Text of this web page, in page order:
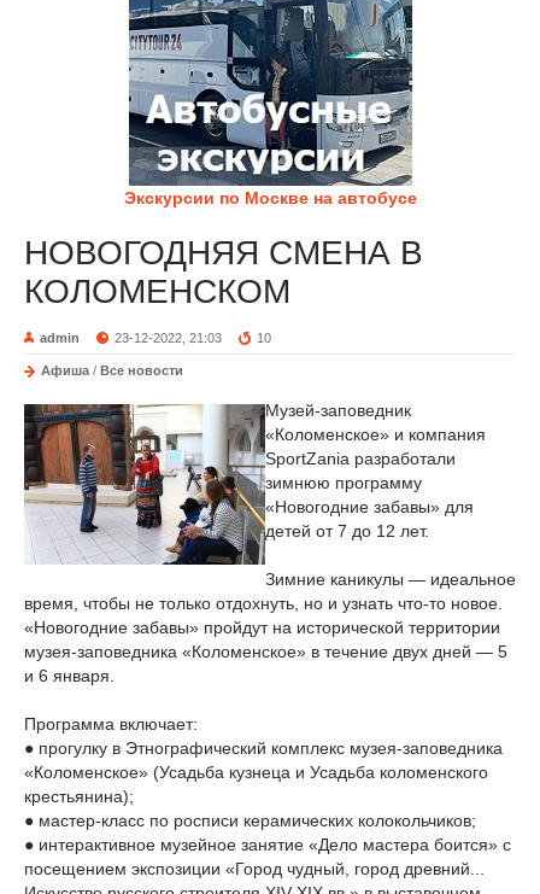
Экскурсии по Москве на автобусе
НОВОГОДНЯЯ СМЕНА В
КОЛОМЕНСКОМ
admin 23-12-2022, 21:03 10
Афиша / Все новости
Музей-заповедник
«Коломенское» и компания
SportZania разработали
зимнюю программу
«Новогодние забавы» для
детей от 7 до 12 лет.
Зимние каникулы — идеальное
время, чтобы не только отдохнуть, но и узнать что-то новое.
«Новогодние забавы» пройдут на исторической территории
музея-заповедника «Коломенское» в течение двух дней — 5
и 6 января.
Программа включает:
● прогулку в Этнографический комплекс музея-заповедника
«Коломенское» (Усадьба кузнеца и Усадьба коломенского
крестьянина);
● мастер-класс по росписи керамических колокольчиков;
● интерактивное музейное занятие «Дело мастера боится» с
посещением экспозиции «Город чудный, город древний...